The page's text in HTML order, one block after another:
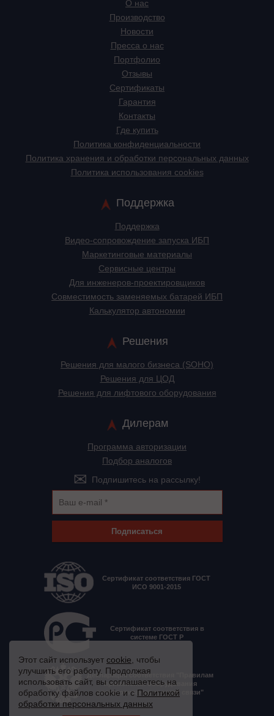
О нас
Производство
Новости
Пресса о нас
Портфолио
Отзывы
Сертификаты
Гарантия
Контакты
Где купить
Политика конфиденциальности
Политика хранения и обработки персональных данных
Политика использования cookies
Поддержка
Поддержка
Видео-сопровождение запуска ИБП
Маркетинговые материалы
Сервисные центры
Для инженеров-проектировщиков
Cовместимость заменяемых батарей ИБП
Калькулятор автономии
Решения
Решения для малого бизнеса (SOHO)
Решения для ЦОД
Решения для лифтового оборудования
Дилерам
Программа авторизации
Подбор аналогов
Подпишитесь на рассылку!
Подписаться
Сертификат соответствия ГОСТ
ИСО 9001-2015
Сертификат соответствия в
системе ГОСТ Р
Декларация соответствия "Правилам
применения оборудования
электропитания средств связи"
Этот сайт использует cookie , чтобы
улучшить его работу. Продолжая
использовать сайт, вы соглашаетесь на
обработку файлов cookie и с Политикой
обработки персональных данных